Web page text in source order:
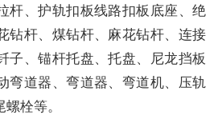
杆、护轨扣板线路扣板底座、绝
钻杆、煤钻杆、麻花钻杆、连接
子、锚杆托盘、托盘、尼龙挡板
弯道器、弯道器、弯道机、压轨
栓等。